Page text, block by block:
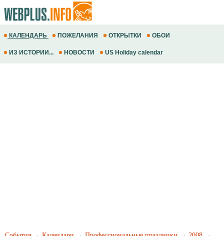
КАЛЕНДАРЬ ПОЖЕЛАНИЯ ОТКРЫТКИ ОБОИ
ИЗ ИСТОРИИ... НОВОСТИ US Holiday calendar